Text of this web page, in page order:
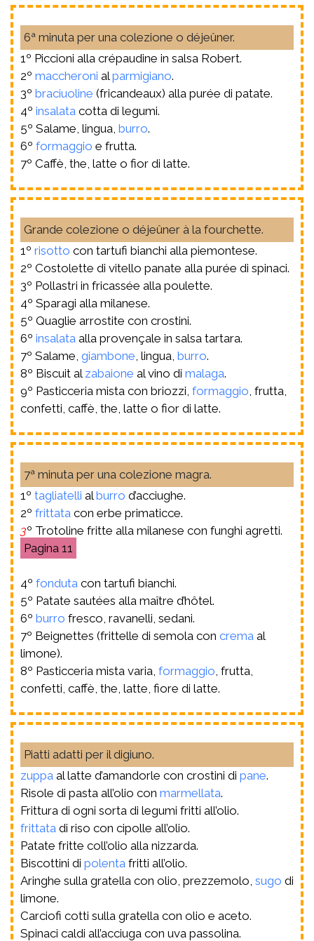
6ª minuta per una colezione o déjeûner.
1º Piccioni alla crépaudine in salsa Robert.
2º maccheroni alparmigiano.
3º braciuoline (fricandeaux) alla purée di patate.
4º insalata cotta di legumi.
5º Salame, lingua, burro.
6º formaggio e frutta.
7º Caffè, the, latte o fior di latte.
Grande colezione o déjeûner à la fourchette.
1º risotto con tartufi bianchi alla piemontese.
2º Costolette di vitello panate alla purée di spinaci.
3º Pollastri in fricassée alla poulette.
4º Sparagi alla milanese.
5º Quaglie arrostite con crostini.
6º insalata alla provençale in salsa tartara.
7º Salame, giambone , lingua, burro.
8º Biscuit al zabaione al vino di malaga.
9º Pasticceria mista con briozzi, formaggio , frutta,
confetti, caffè, the, latte o fior di latte.
7ª minuta per una colezione magra.
1º tagliatelli alburro d’acciughe.
2º frittata con erbe primaticce.
3º Trotoline fritte alla milanese con funghi agretti.
11
4º fonduta con tartufi bianchi.
5º Patate sautées alla maître d’hôtel.
6º burro fresco, ravanelli, sedani.
7º Beignettes (frittelle di semola con crema al
limone).
8º Pasticceria mista varia, formaggio , frutta,
confetti, caffè, the, latte, fiore di latte.
Piatti adatti per il digiuno.
zuppa al latte d’amandorle con crostini di pane.
Risole di pasta all’olio con marmellata.
Frittura di ogni sorta di legumi fritti all’olio.
frittata di riso con cipolle all’olio.
Patate fritte coll’olio alla nizzarda.
Biscottini di polenta fritti all’olio.
Aringhe sulla gratella con olio, prezzemolo, sugo di
limone.
Carciofi cotti sulla gratella con olio e aceto.
Spinaci caldi all’acciuga con uva passolina.